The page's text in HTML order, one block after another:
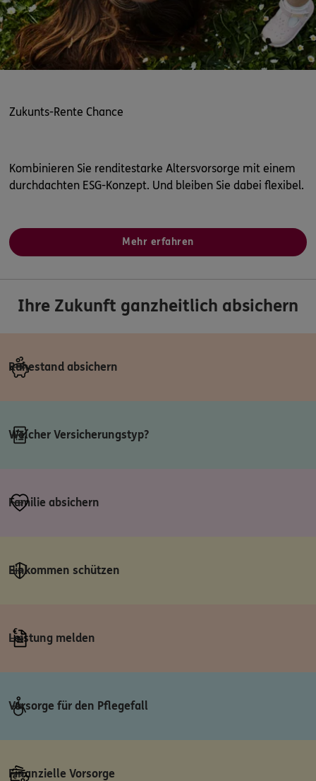
Zukunts-Rente Chance
Kombinieren Sie renditestarke Altersvorsorge mit einem
durchdachten ESG-Konzept. Und bleiben Sie dabei flexibel.
Mehr erfahren
Ihre Zukunft ganzheitlich absichern
Ruhestand absichern
Welcher Versicherungstyp?
Familie absichern
Einkommen schützen
Leistung melden
Vorsorge für den Pflegefall
Finanzielle Vorsorge